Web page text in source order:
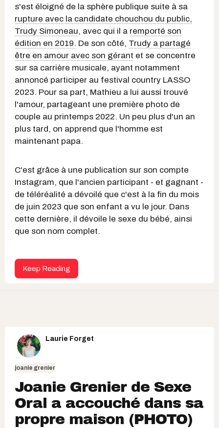
s'est éloigné de la sphère publique suite à sa
rupture avec la candidate chouchou du public,
Trudy Simoneau, avec qui il a remporté son
édition en 2019. De son côté, Trudy a partagé
être en amour avec son gérant et se concentre
sur sa carrière musicale, ayant notamment
annoncé participer au festival country LASSO
2023. Pour sa part, Mathieu a lui aussi trouvé
l'amour, partageant une première photo de
couple au printemps 2022. Un peu plus d'un an
plus tard, on apprend que l'homme est
maintenant papa.
C'est grâce à une publication sur son compte
Instagram, que l'ancien participant - et gagnant -
de téléréalité a dévoilé que c'est à la fin du mois
de juin 2023 que son enfant a vu le jour. Dans
cette dernière, il dévoile le sexe du bébé, ainsi
que son nom complet.
Keep Reading
Laurie Forget
joanie grenier
Joanie Grenier de Sexe
Oral a accouché dans sa
propre maison (PHOTO)